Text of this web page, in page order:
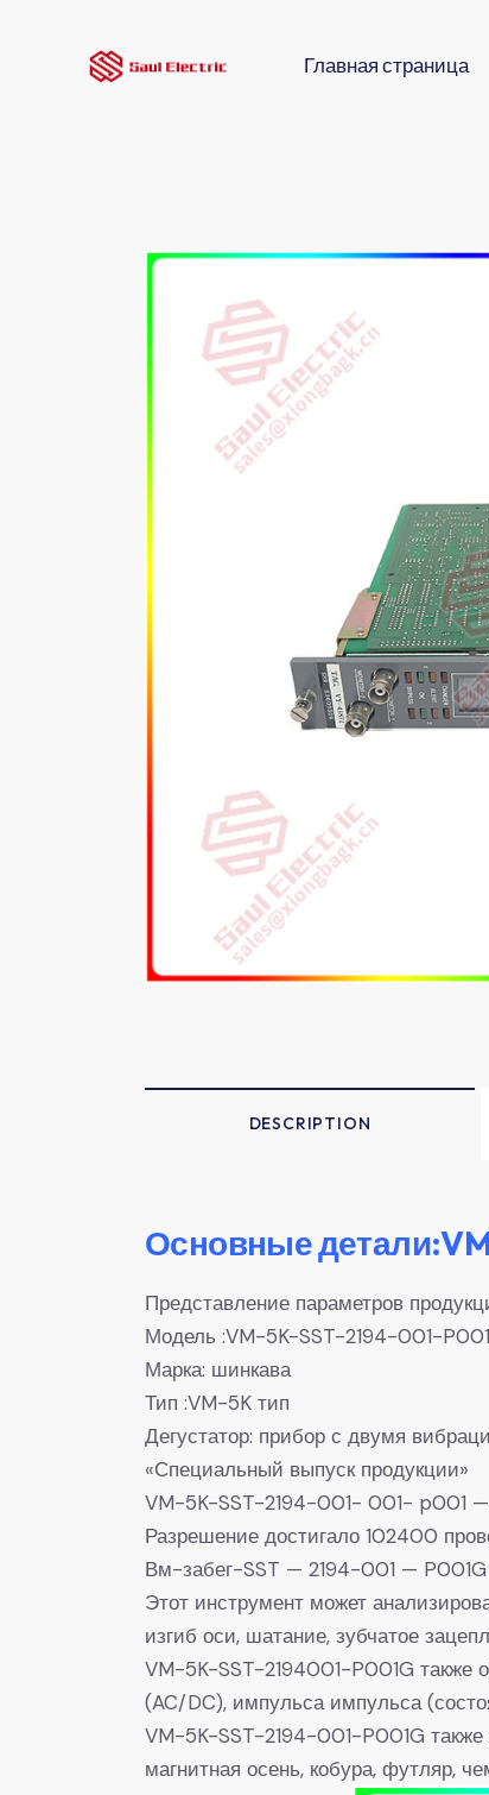
Главная страница
DESCRIPTION
Основные
Представление параметров
Модель :VM-5K-SST-2194-001-
Марка: шинкава
Тип :VM-5K тип
Дегустатор: прибор с двумя
«Специальный выпуск продукции»
VM-5K-SST-2194-001- 001- p001 —
Разрешение достигало 102400
Вм-забег-SST — 2194-001 — P001G
Этот инструмент может
изгиб оси, шатание, зубчатое
VM-5K-SST-2194001-P001G также
(AC/DC), импульса импульса
VM-5K-SST-2194-001-P001G также
магнитная осень, кобура, футляр,